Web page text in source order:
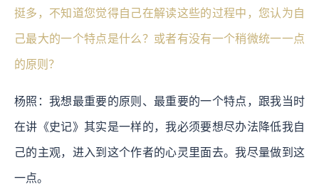
挺多，不知道您觉得自己在解读这些的过程中，您认为自
己最大的一个特点是什么？或者有没有一个稍微统一一点
的原则？
杨照：我想最重要的原则、最重要的一个特点，跟我当时
在讲《史记》其实是一样的，我必须要想尽办法降低我自
己的主观，进入到这个作者的心灵里面去。我尽量做到这
一点。